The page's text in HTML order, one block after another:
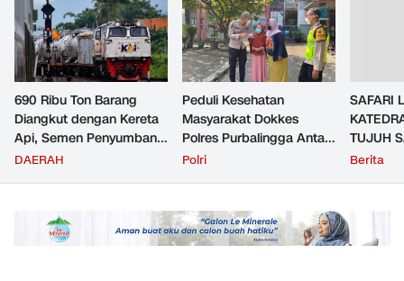
690 Ribu Ton Barang
Diangkut dengan Kereta
Api, Semen Penyumbang
Volume Terbesar
Semester 1 Tahun 2026
DAERAH
Peduli Kesehatan
Masyarakat Dokkes
Polres Purbalingga Antar
Jemput Pasien TB Paru
Polri
SAFARI
TUJUH
MAKNA
Berita